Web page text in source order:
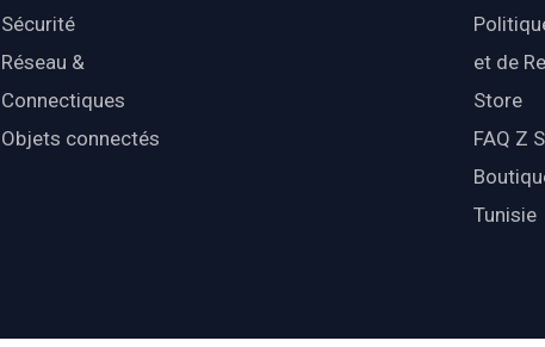
Sécurité
Réseau &
Connectiques
Objets connectés
et de
Store
FAQ Z
Tunisie